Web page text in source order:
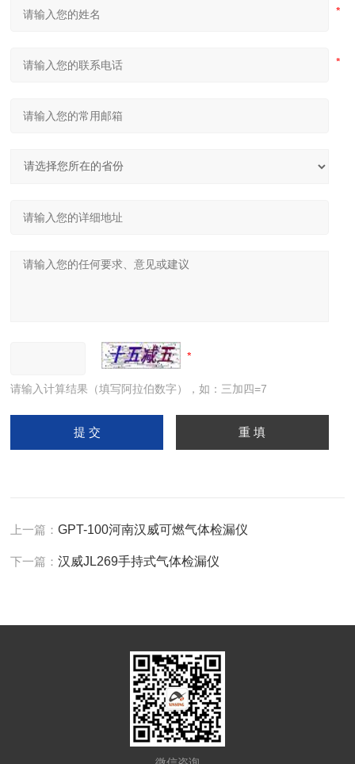
请输入计算结果（填写阿拉伯数字），如：三加四=7
上一篇：GPT-100河南汉威可燃气体检漏仪
下一篇：汉威JL269手持式气体检漏仪